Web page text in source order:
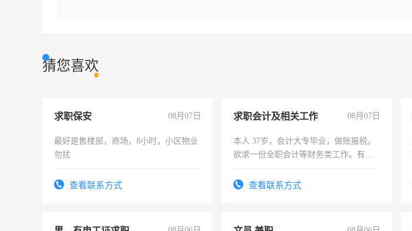
猜您喜欢
求职保安 08月07日
最好是售楼部，商场，8小时，小区物业
勿扰
查看联系方式
求职会计及相关工作 08月07日
本人 37岁，会计大专毕业，做账报税。
欲求一份全职会计等财务类工作。有会
查看联系方式